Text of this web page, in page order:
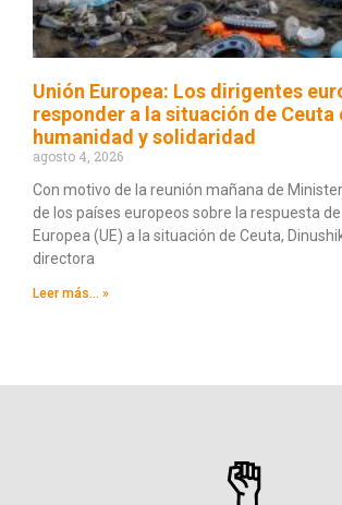
Unión Europea: Los dirigentes
responder a la situación de Ceuta
humanidad y solidaridad
agosto 4, 2026
Con motivo de la reunión mañana de
de los países europeos sobre la respuesta de
Europea (UE) a la situación de Ceuta,
directora
Leer más... »